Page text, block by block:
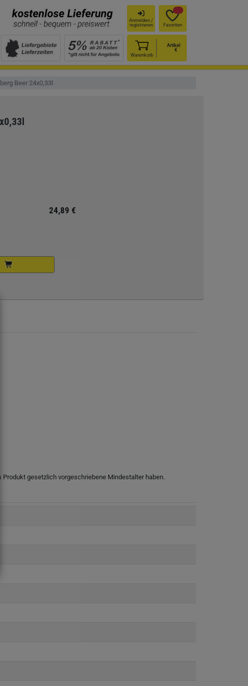
Anmelden /
registrieren
Favoriten
Warenkorb
Artikel
€
Beer 24x0,33l
24,89 €
gesetzlich vorgeschriebene Mindestalter haben.